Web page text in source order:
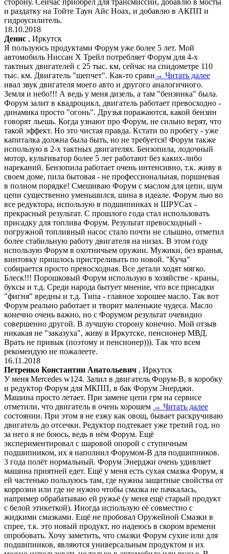
и раздатку на Тойте Таун Айс Ноах, и добавлю в АКПП и
гидроусилитель.
18.10.2018
Денис , Иркутск
Я пользуюсь продуктами Форум уже более 5 лет. Мой
автомобиль Ниссан Х Трейл потребляет Форум для 4-х
тактных двигателей с 25 тыс. км, сейчас на спидометре 110
тыс. км. Двигатель "шепчет". Как-то сравн → Читать далее
ивал звук двигателя моего авто и другого аналогичного.
Земля и небо!!! А ведь у меня дизель, а там "бензинка" была.
Форум залит в квадроцикл, двигатель работает превосходно -
динамика просто "огонь". Друзья поражаются, какой бензин
говорят льешь. Когда узнают про Форум, не сильно верят, что
такой эффект. Но это чистая правда. Кстати по пробегу - уже
капиталка должна была быть, но не требуется! Форум также
использую в 2-х тактных двигателях. Бензопила, лодочный
мотор, культиватор более 5 лет работают без каких-либо
нареканий. Бензопила работает очень интенсивно, т.к. живу в
своем доме, пила бытовая - не профессиональная, поршневая
в полном порядке! Смешиваю Форум с маслом для цепи, шум
цепи существенно уменьшился, шина в идеале. Форум лью во
все редуктора, использую в подшипниках и ШРУСах -
прекрасный результат. С прошлого года стал использовать
присадку для топлива Форум. Результат превосходный -
погружной топливный насос стало почти не слышно, отметил
более стабильную работу двигателя на низах. В этом году
использую Форум в охотничьем оружии. Мужики, без вранья,
винтовку пришлось пристреливать по новой. "Куча"
собирается просто превосходная. Все детали ходят мягко.
Блеск!!! Порошковый Форум использую в хозяйстве - краны,
буксы и т.д. Среди народа бытует мнение, что все присадки
"фигня" вредны и т.д. Типа - главное хорошее масло. Так вот
Форум реально работает и творит маленькие чудеса. Масло
конечно очень важно, но с Форумом результат очевидно
совершенно другой. В лучшую сторону конечно. Мой отзыв
никакая не "заказуха", живу в Иркутске, пенсионер МВД.
Врать не привык (поэтому и пенсионер))). Так что всем
рекомендую не пожалеете.
16.11.2018
Петренко Константин Анатольевич , Иркутск
У меня Mercedes w124. Залил в двигатель Форум-В, в коробку
и редуктор Форум для МКПП, в бак Форум Энерджи.
Машина просто летает. При замене цепи грм на сервисе
отметили, что двигатель в очень хорошем → Читать далее
состоянии. При этом я не езжу как овощ, бывает раскручиваю
двигатель до отсечки. Редуктор подтекает уже третий год, но
за него я не боюсь, ведь в нём Форум. Ещё
экспериментировал с шаровой опорой с ступичным
подшипником, их я наполнил Форумом-В для подшипников.
3 года полёт нормальный. Форум Энерджи очень удивляет
машина приятней едет. Ещё у меня есть сухая смазка Форум, я
ей частенько пользуюсь там, где нужны защитные свойства от
коррозии или где не нужно чтобы смазка не пачкалась,
например обрабатываю ей ружьё (у меня ещё старый продукт
с белой этикеткой). Иногда использую её совместно с
жидкими смазками. Ещё не пробовал Оружейной Смазки в
спрее, т.к. это новый продукт, но надеюсь в скором времени
опробовать. Хочу заметить, что смазки Форум сухие или для
подшипников, являются универсальным продуктом и их